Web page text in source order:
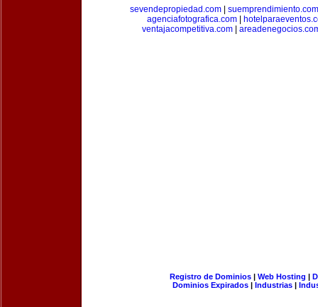
sevendepropiedad.com| suemprendimiento.com
agenciafotografica.com|
ventajacompetitiva.com
Registro de Dominios| Web Hosting |
Dominios Expirados | Industrias |